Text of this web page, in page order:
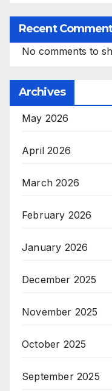
Recent
No comments to
Archives
May 2026
April 2026
March 2026
February 2026
January 2026
December 2025
November 2025
October 2025
September 2025